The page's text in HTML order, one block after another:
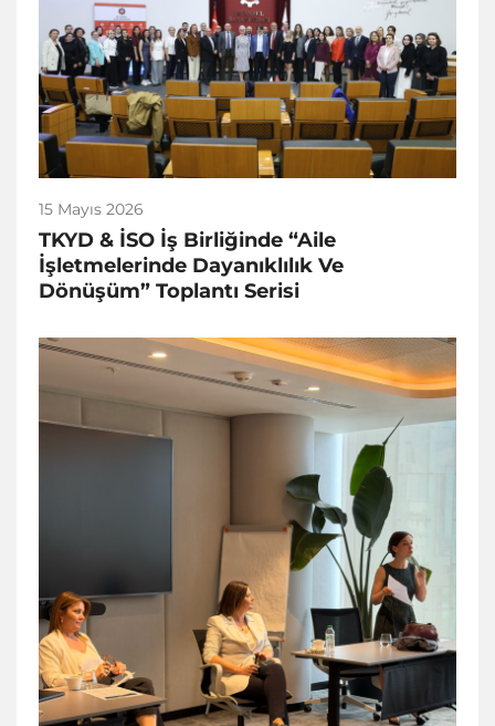
15 Mayıs 2026
TKYD & İSO İş Birliğinde “Aile
İşletmelerinde Dayanıklılık Ve
Dönüşüm” Toplantı Serisi